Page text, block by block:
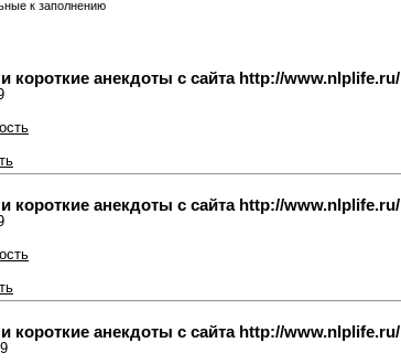
к заполнению
анекдоты с сайта http://www.nlplife.ru/
анекдоты с сайта http://www.nlplife.ru/
анекдоты с сайта http://www.nlplife.ru/